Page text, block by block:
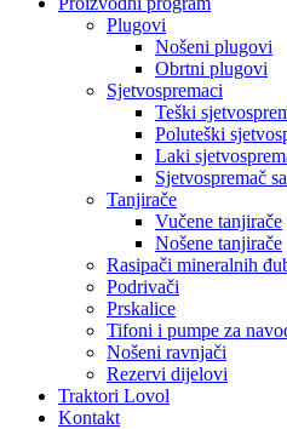
Plugovi
Nošeni plugovi
Obrtni plugovi
Sjetvospremaci
Teški
Poluteški
Laki
Sjetvospremač
Tanjirače
Vučene tanjirače
Nošene tanjirače
Rasipači mineralnih
Podrivači
Prskalice
Tifoni i pumpe za
Nošeni ravnjači
Rezervi dijelovi
Traktori Lovol
Kontakt